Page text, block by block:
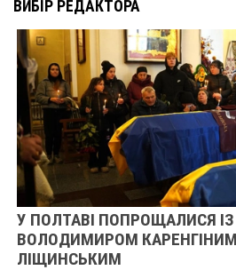
ВИБІР РЕДАКТОРА
У ПОЛТАВІ ПОПРОЩАЛИСЯ
ВОЛОДИМИРОМ
ЛІЩИНСЬКИМ